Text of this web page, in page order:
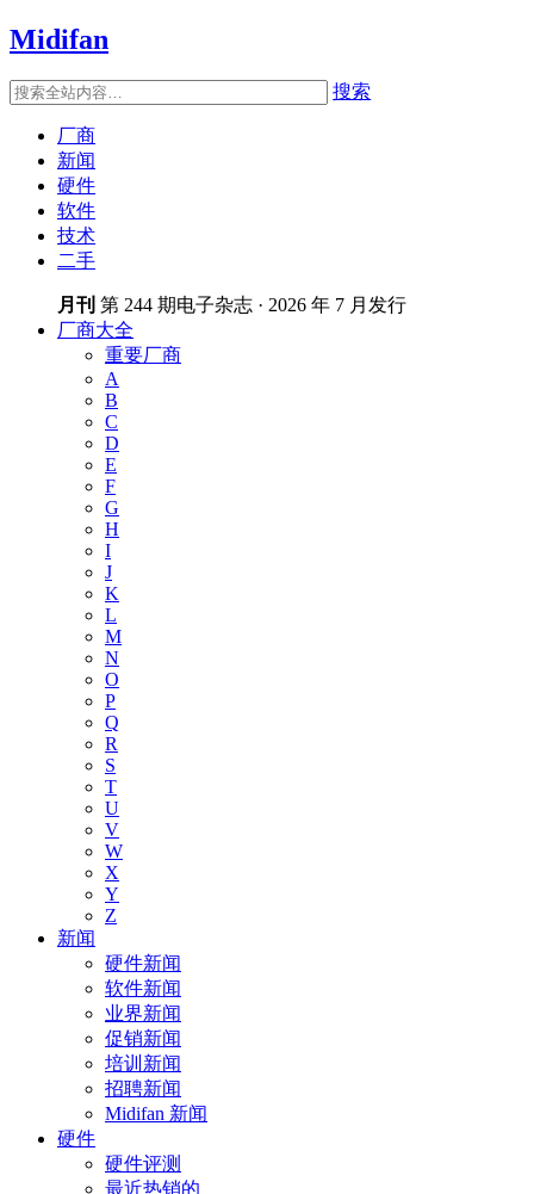
Midifan
搜索
厂商
新闻
硬件
软件
技术
二手
月刊 第 244 期电子杂志 · 2026 年 7 月发行
厂商大全
重要厂商
A
B
C
D
E
F
G
H
I
J
K
L
M
N
O
P
Q
R
S
T
U
V
W
X
Y
Z
新闻
硬件新闻
软件新闻
业界新闻
促销新闻
培训新闻
招聘新闻
Midifan 新闻
硬件
硬件评测
最近热销的